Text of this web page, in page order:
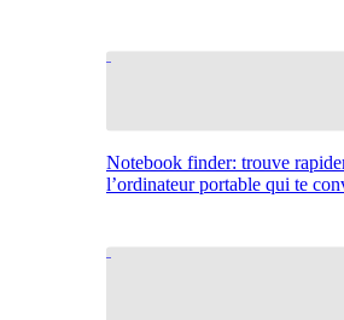
Notebook finder: trouve
l’ordinateur portable qui te